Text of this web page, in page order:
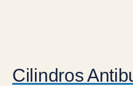
Cilindros